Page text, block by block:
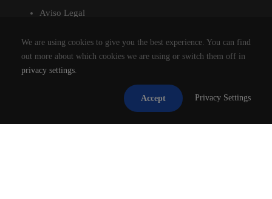
Aviso Legal
Política de Cookies
AIRMAN SERVICIOS DE RESTAURACION S.L.
TODOS LOS DERECHOS RESERVADOS.
We are using cookies to give you the best experience. You can find
out more about which cookies we are using or switch them off in
privacy settings.
Accept Privacy Settings